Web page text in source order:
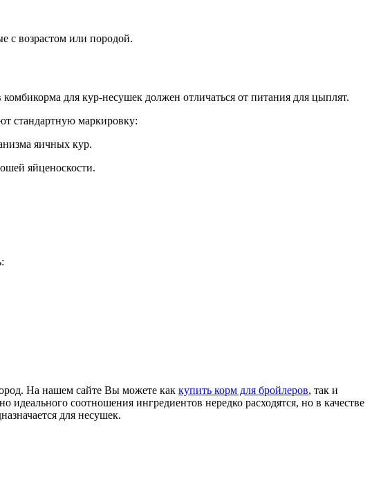
с возрастом или породой.
для кур-несушек должен отличаться от питания для цыплят.
стандартную маркировку:
яичных кур.
яйценоскости.
На нашем сайте Вы можете как купить корм для бройлеров, так и
соотношения ингредиентов нередко расходятся, но в качестве
для несушек.